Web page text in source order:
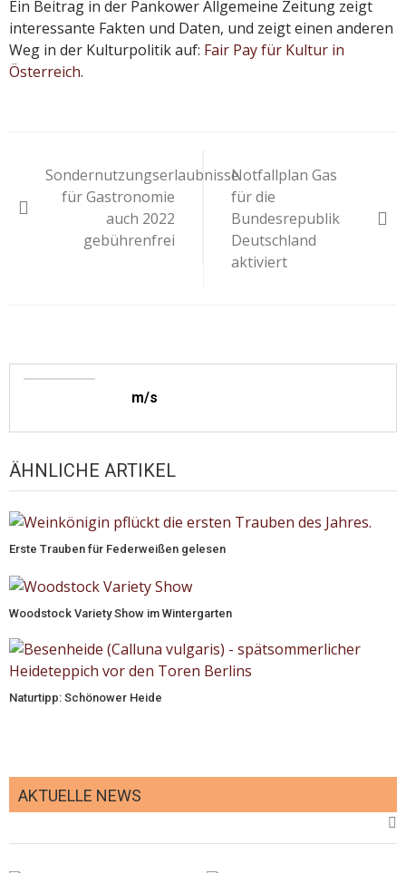
Ein Beitrag in der Pankower Allgemeine Zeitung zeigt
interessante Fakten und Daten, und zeigt einen anderen
Weg in der Kulturpolitik auf: Fair Pay für Kultur in
Österreich.
Sondernutzungserlaubnisse
für Gastronomie
auch 2022
gebührenfrei
Notfallplan Gas
für die
Bundesrepublik
Deutschland
aktiviert
m/s
ÄHNLICHE ARTIKEL
Erste Trauben für Federweißen gelesen
Woodstock Variety Show im Wintergarten
Naturtipp: Schönower Heide
AKTUELLE NEWS